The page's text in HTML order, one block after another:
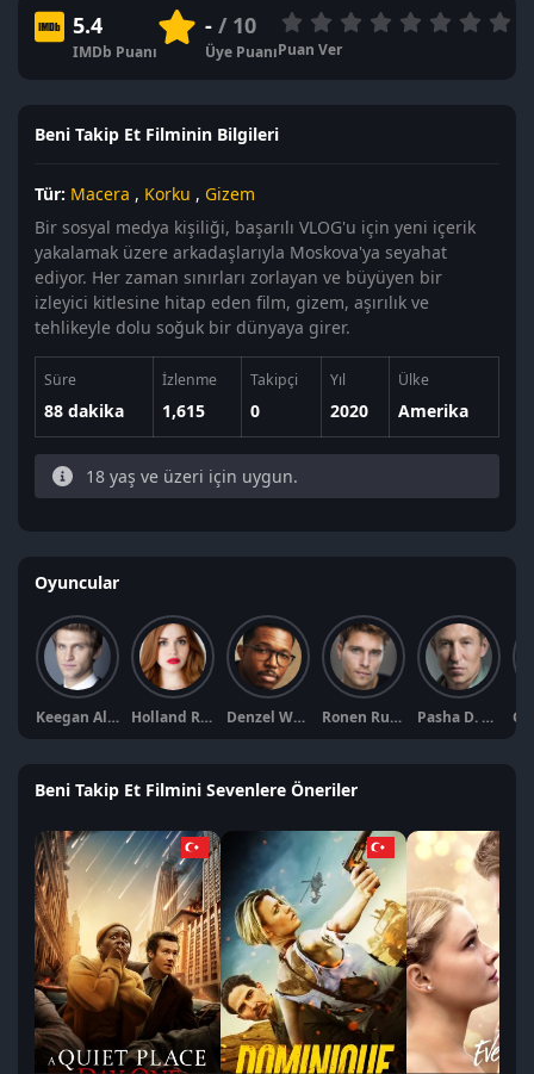
5.4
IMDb Puanı
-/ 10
Üye PuanıPuan Ver
Beni Takip Et Filminin Bilgileri
Tür: Macera , Korku , Gizem
Bir sosyal medya kişiliği, başarılı VLOG'u için yeni içerik
yakalamak üzere arkadaşlarıyla Moskova'ya seyahat
ediyor. Her zaman sınırları zorlayan ve büyüyen bir
izleyici kitlesine hitap eden film, gizem, aşırılık ve
tehlikeyle dolu soğuk bir dünyaya girer.
Süre
88 dakika
İzlenme
1,615
Takipçi
0
Yıl
2020
Ülke
Amerika
18 yaş ve üzeri için uygun.
Oyuncular
Keegan Allen Holland Roden Denzel Whitaker Ronen Rubinstein Pasha D. Lychnikoff
Beni Takip Et Filmini Sevenlere Öneriler